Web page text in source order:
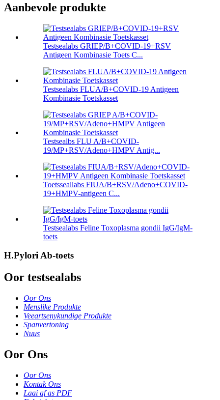
Aanbevole produkte
Testsealabs GRIEP/B+COVID-19+RSV
Antigeen Kombinasie Toets C...
Testsealabs FLUA/B+COVID-19 Antigeen
Kombinasie Toetskasset
Testsealbs FLU A/B+COVID-
19/MP+RSV/Adeno+HMPV Antig...
Toetsseallabs FIUA/B+RSV/Adeno+COVID-
19+HMPV-antigeen C...
Testsealabs Feline Toxoplasma gondii IgG/IgM-
toets
H.Pylori Ab-toets
Oor testsealabs
Oor Ons
Menslike Produkte
Veeartsenykundige Produkte
Spanvertoning
Nuus
Oor Ons
Oor Ons
Kontak Ons
Laai af as PDF